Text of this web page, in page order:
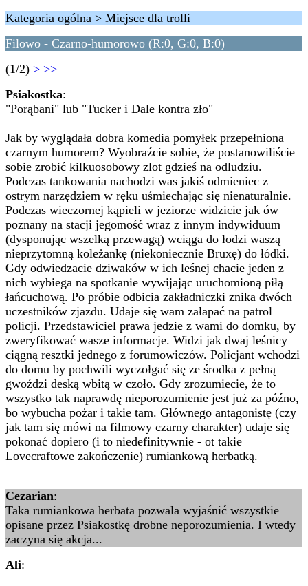
Kategoria ogólna > Miejsce dla trolli
Filowo - Czarno-humorowo (R:0, G:0, B:0)
(1/2) > >>
Psiakostka:
"Porąbani" lub "Tucker i Dale kontra zło"
Jak by wyglądała dobra komedia pomyłek przepełniona
czarnym humorem? Wyobraźcie sobie, że postanowiliście
sobie zrobić kilkuosobowy zlot gdzieś na odludziu.
Podczas tankowania nachodzi was jakiś odmieniec z
ostrym narzędziem w ręku uśmiechając się nienaturalnie.
Podczas wieczornej kąpieli w jeziorze widzicie jak ów
poznany na stacji jegomość wraz z innym indywiduum
(dysponując wszelką przewagą) wciąga do łodzi waszą
nieprzytomną koleżankę (niekoniecznie Bruxę) do łódki.
Gdy odwiedzacie dziwaków w ich leśnej chacie jeden z
nich wybiega na spotkanie wywijając uruchomioną piłą
łańcuchową. Po próbie odbicia zakładniczki znika dwóch
uczestników zjazdu. Udaje się wam załapać na patrol
policji. Przedstawiciel prawa jedzie z wami do domku, by
zweryfikować wasze informacje. Widzi jak dwaj leśnicy
ciągną resztki jednego z forumowiczów. Policjant wchodzi
do domu by pochwili wyczołgać się ze środka z pełną
gwoździ deską wbitą w czoło. Gdy zrozumiecie, że to
wszystko tak naprawdę nieporozumienie jest już za późno,
bo wybucha pożar i takie tam. Głównego antagonistę (czy
jak tam się mówi na filmowy czarny charakter) udaje się
pokonać dopiero (i to niedefinitywnie - ot takie
Lovecraftowe zakończenie) rumiankową herbatką.
Cezarian:
Taka rumiankowa herbata pozwala wyjaśnić wszystkie
opisane przez Psiakostkę drobne neporozumienia. I wtedy
zaczyna się akcja...
Ali: